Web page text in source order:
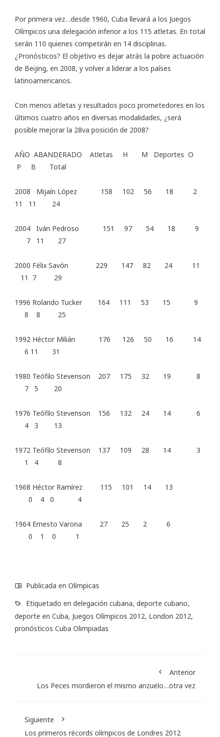
Por primera vez…desde 1960, Cuba llevará a los Juegos
Olímpicos una delegación inferior a los 115 atletas. En total
serán 110 quienes competirán en 14 disciplinas.
¿Pronósticos? El objetivo es dejar atrás la pobre actuación
de Beijing, en 2008, y volver a liderar a los países
latinoamericanos.
Con menos atletas y resultados poco prometedores en los
últimos cuatro años en diversas modalidades, ¿será
posible mejorar la 28va posición de 2008?
AÑO ABANDERADO Atletas H M Deportes O
P B Total
2008 Mijaín López 158 102 56 18 2
11 11 24
2004 Iván Pedroso 151 97 54 18 9
7 11 27
2000 Félix Savón 229 147 82 24 11
11 7 29
1996 Rolando Tucker 164 111 53 15 9
8 8 25
1992 Héctor Milián 176 126 50 16 14
6 11 31
1980 Teófilo Stevenson 207 175 32 19 8
7 5 20
1976 Teófilo Stevenson 156 132 24 14 6
4 3 13
1972 Teófilo Stevenson 137 109 28 14 3
1 4 8
1968 Héctor Ramírez 115 101 14 13
0 4 0 4
1964 Ernesto Varona 27 25 2 6
0 1 0 1
Publicada en Olímpicas
Etiquetado en delegación cubana, deporte cubano,
deporte en Cuba, Juegos Olímpicos 2012, London 2012,
pronósticos Cuba Olimpiadas
Anterior
Los Peces mordieron el mismo anzuelo…otra vez
Siguiente
Los primeros récords olímpicos de Londres 2012